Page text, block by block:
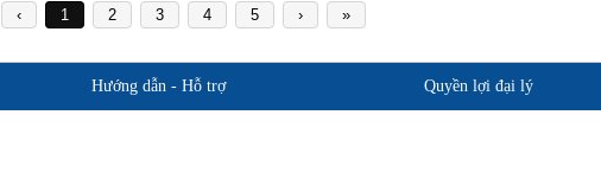
‹ 1 2 3 4 5 › »
Hướng dẫn - Hỗ trợ Quyền lợi đại lý